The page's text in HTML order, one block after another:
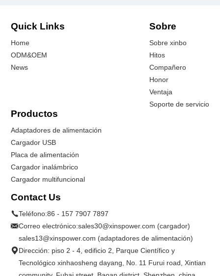
Quick Links
Home
ODM&OEM
News
Sobre
Sobre xinbo
Hitos
Compañero
Honor
Ventaja
Soporte de servicio
Productos
Adaptadores de alimentación
Cargador USB
Placa de alimentación
Cargador inalámbrico
Cargador multifuncional
Contact Us
Teléfono:86 - 157 7907 7897
Correo electrónico:sales30@xinspower.com (cargador)
sales13@xinspower.com (adaptadores de alimentación)
Dirección: piso 2 - 4, edificio 2, Parque Científico y
Tecnológico xinhaosheng dayang, No. 11 Furui road, Xintian